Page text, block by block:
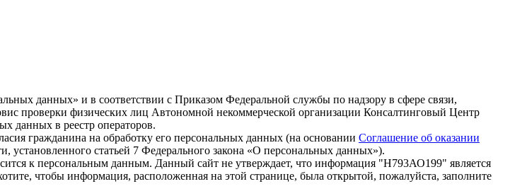
данных» и в соответствии с Приказом Федеральной службы по надзору в сфере связи,
проверки физических лиц Автономной некоммерческой организации Консалтинговый Центр
данных в реестр операторов.
гражданина на обработку его персональных данных (на основании Соглашение об оказании
установленного статьей 7 Федерального закона «О персональных данных»).
к персональным данным. Данный сайт не утверждает, что информация "Н793АО199" является
чтобы информация, расположенная на этой странице, была открытой, пожалуйста, заполните